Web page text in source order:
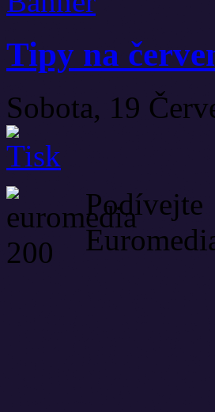
Tipy na
Sobota, 19